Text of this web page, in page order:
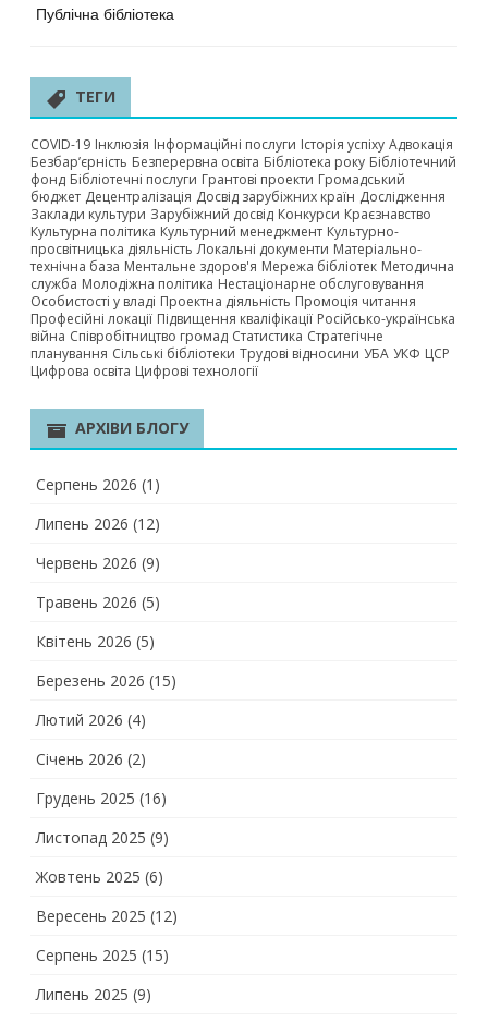
Публічна бібліотека
ТЕГИ
COVID-19 Інклюзія Інформаційні послуги Історія успіху Адвокація
Безбар’єрність Безперервна освіта Бібліотека року Бібліотечний
фонд Бібліотечні послуги Грантові проекти Громадський
бюджет Децентралізація Досвід зарубіжних країн Дослідження
Заклади культури Зарубіжний досвід Конкурси Краєзнавство
Культурна політика Культурний менеджмент Культурно-
просвітницька діяльність Локальні документи Матеріально-
технічна база Ментальне здоров'я Мережа бібліотек Методична
служба Молодіжна політика Нестаціонарне обслуговування
Особистості у владі Проектна діяльність Промоція читання
Професійні локації Підвищення кваліфікації Російсько-українська
війна Співробітництво громад Статистика Стратегічне
планування Сільські бібліотеки Трудові відносини УБА УКФ ЦСР
Цифрова освіта Цифрові технології
АРХІВИ БЛОГУ
Серпень 2026 (1)
Липень 2026 (12)
Червень 2026 (9)
Травень 2026 (5)
Квітень 2026 (5)
Березень 2026 (15)
Лютий 2026 (4)
Січень 2026 (2)
Грудень 2025 (16)
Листопад 2025 (9)
Жовтень 2025 (6)
Вересень 2025 (12)
Серпень 2025 (15)
Липень 2025 (9)